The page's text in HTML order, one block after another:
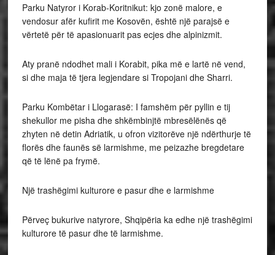
Parku Natyror i Korab-Koritnikut: kjo zonë malore, e
vendosur afër kufirit me Kosovën, është një parajsë e
vërtetë për të apasionuarit pas ecjes dhe alpinizmit.
Aty pranë ndodhet mali i Korabit, pika më e lartë në vend,
si dhe maja të tjera legjendare si Tropojani dhe Sharri.
Parku Kombëtar i Llogarasë: I famshëm për pyllin e tij
shekullor me pisha dhe shkëmbinjtë mbresëlënës që
zhyten në detin Adriatik, u ofron vizitorëve një ndërthurje të
florës dhe faunës së larmishme, me peizazhe bregdetare
që të lënë pa frymë.
Një trashëgimi kulturore e pasur dhe e larmishme
Përveç bukurive natyrore, Shqipëria ka edhe një trashëgimi
kulturore të pasur dhe të larmishme.